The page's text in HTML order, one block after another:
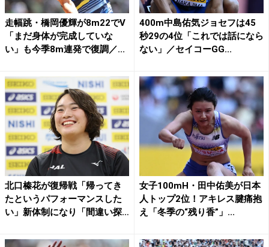
走幅跳・橋岡優輝が8m22でV
「まだ身体が完成していな
い」も今季8m連発で復調／...
400m中島佑気ジョセフは45
秒29の4位「これでは話になら
ない」／セイコーGG...
北口榛花が復帰戦「帰ってき
たというパフォーマンスした
い」新体制になり「間違い探
女子100mH・田中佑美が日本
人トップ2位！アキレス腱痛抱
え「冬季の“残り香”」...